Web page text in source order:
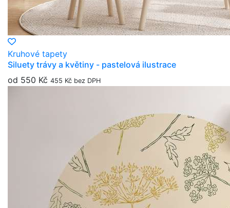
Kruhové tapety
Siluety trávy a květiny - pastelová ilustrace
od 550 Kč 455 Kč bez DPH